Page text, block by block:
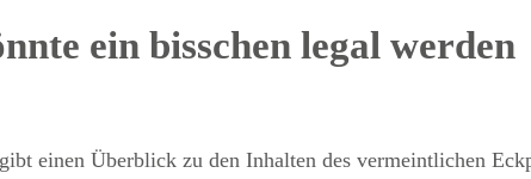
ein bisschen legal werden
einen Überblick zu den Inhalten des vermeintlichen